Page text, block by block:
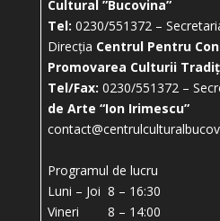
Cultural ”Bucovina”
Tel: 0230/551372 –
Direcția Centrul Pentru
Promovarea Culturii
Tel/Fax: 0230/551372 –
de Arte “Ion Irimescu”
Programul de lucru
Luni – Joi 8 – 16:30
Vineri 8 – 14:00